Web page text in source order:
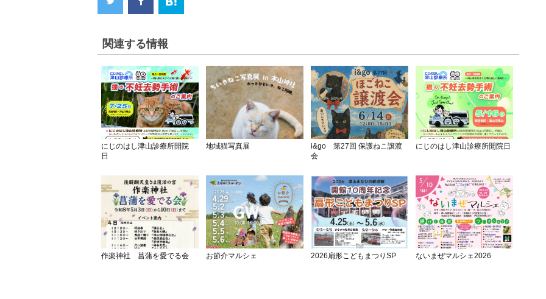
関連する情報
にじのはし津山診療所開院
日
地域猫写真展
i&go 第27回 保護ねこ譲渡
会
にじのはし津山診療所開院日
作楽神社 菖蒲を愛でる会 お節介マルシェ 2026扇形こどもまつりSP ないまぜマルシェ2026